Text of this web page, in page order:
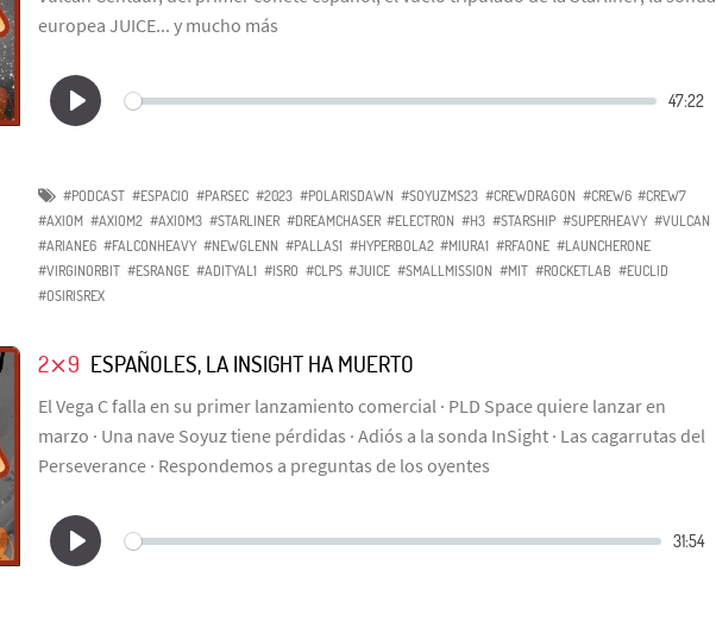
europea JUICE... y mucho más
#PODCAST #ESPACIO #PARSEC #2023 #POLARISDAWN #SOYUZMS23 #CREWDRAGON #CREW6 #CREW7
#AXIOM #AXIOM2 #AXIOM3 #STARLINER #DREAMCHASER #ELECTRON #H3 #STARSHIP #SUPERHEAVY #VULCAN
#ARIANE6 #FALCONHEAVY #NEWGLENN #PALLAS1 #HYPERBOLA2 #MIURA1 #RFAONE #LAUNCHERONE
#VIRGINORBIT #ESRANGE #ADITYAL1 #ISRO #CLPS #JUICE #SMALLMISSION #MIT #ROCKETLAB #EUCLID
#OSIRISREX
2⨯9 ESPAÑOLES, LA INSIGHT HA MUERTO
El Vega C falla en su primer lanzamiento comercial · PLD Space quiere lanzar en
marzo · Una nave Soyuz tiene pérdidas · Adiós a la sonda InSight · Las cagarrutas del
Perseverance · Respondemos a preguntas de los oyentes